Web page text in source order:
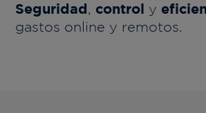
Seguridad, control y
gastos online y remotos.